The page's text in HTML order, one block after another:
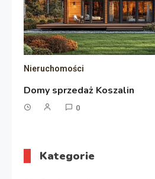
Nieruchomości
Domy sprzedaż Koszalin
0
Kategorie